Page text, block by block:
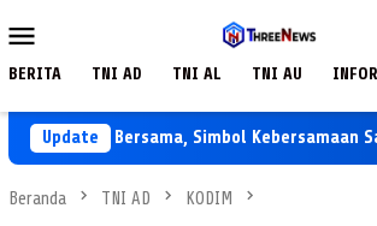
ke
Mobile
BERITA TNI AD TNI AL TNI AU
Update
Siang Bersama, Simbol Kebersamaan
Beranda TNI AD KODIM